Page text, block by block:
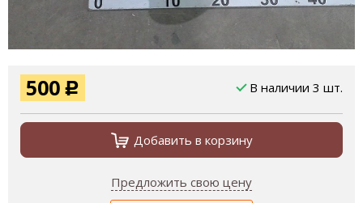
500 Р В наличии 3 шт.
Добавить в корзину
Предложить свою цену